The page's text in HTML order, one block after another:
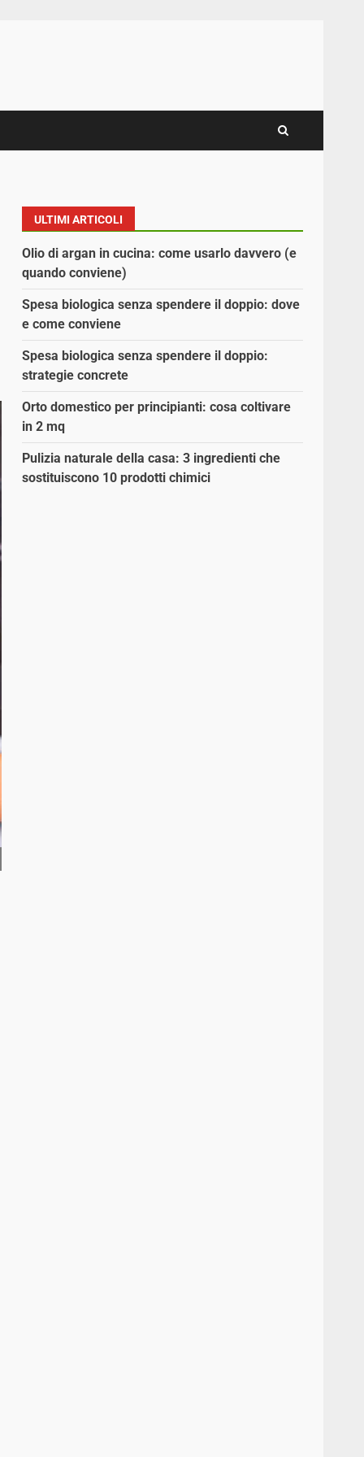
ULTIMI ARTICOLI
Olio di argan in cucina: come usarlo davvero (e
quando conviene)
Spesa biologica senza spendere il doppio: dove
e come conviene
Spesa biologica senza spendere il doppio:
strategie concrete
Orto domestico per principianti: cosa coltivare
in 2 mq
Pulizia naturale della casa: 3 ingredienti che
sostituiscono 10 prodotti chimici